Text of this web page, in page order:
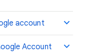
account
Account